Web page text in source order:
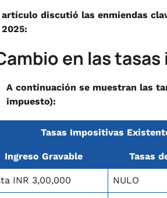
artículo discutió las enmiendas
en las
A continuación se muestran las
impuesto):
Tasas Impositivas
Ingreso Gravable Tasas
INR 3,00,000 NULO